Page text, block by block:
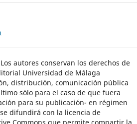
autores conservan los derechos de
Universidad de Málaga
distribución, comunicación pública
sólo para el caso de que fuera
para su publicación- en régimen
difundirá con la licencia de
Commons que permite compartir la